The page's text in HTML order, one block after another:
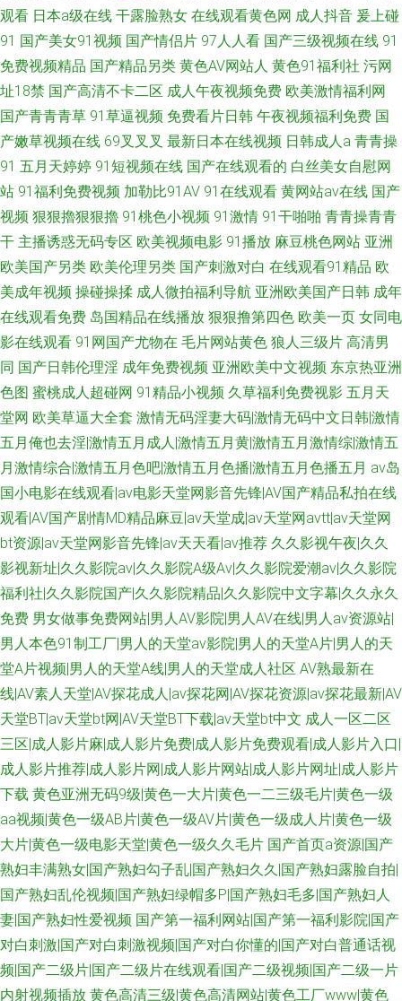
观看 日本a级在线 干露脸熟女 在线观看黄色网 成人抖音 爰上碰
91 国产美女91视频 国产情侣片 97人人看 国产三级视频在线 91
免费视频精品 国产精品另类 黄色AV网站人 黄色91福利社 污网
址18禁 国产高清不卡二区 成人午夜视频免费 欧美激情福利网
国产青青青草 91草逼视频 免费看片日韩 午夜视频福利免费 国
产嫩草视频在线 69叉叉叉 最新日本在线视频 日韩成人a 青青操
91 五月天婷婷 91短视频在线 国产在线观看的 白丝美女自慰网
站 91福利免费视频 加勒比91AV 91在线观看 黄网站av在线 国产
视频 狠狠擼狠狠擼 91桃色小视频 91激情 91干啪啪 青青操青青
干 主播诱惑无码专区 欧美视频电影 91播放 麻豆桃色网站 亚洲
欧美国产另类 欧美伦理另类 国产刺激对白 在线观看91精品 欧
美成年视频 操碰操揉 成人微拍福利导航 亚洲欧美国产日韩 成年
在线观看免费 岛国精品在线播放 狠狠撸第四色 欧美一页 女同电
影在线观看 91网国产尤物在 毛片网站黄色 狼人三级片 高清男
同 国产日韩伦理淫 成年免费视频 亚洲欧美中文视频 东京热亚洲
色图 蜜桃成人超碰网 91精品小视频 久草福利免费视影 五月天
堂网 欧美草逼大全套 激情无码淫妻大码|激情无码中文日韩|激情
五月俺也去淫|激情五月成人|激情五月黄|激情五月激情综|激情五
月激情综合|激情五月色吧|激情五月色播|激情五月色播五月 av岛
国小电影在线观看|av电影天堂网影音先锋|AV国产精品私拍在线
观看|AV国产剧情MD精品麻豆|av天堂成|av天堂网avtt|av天堂网
bt资源|av天堂网影音先锋|av天天看|av推荐 久久影视午夜|久久
影视新址|久久影院av|久久影院A级Av|久久影院爱潮av|久久影院
福利社|久久影院国产|久久影院精品|久久影院中文字幕|久久永久
免费 男女做事免费网站|男人AV影院|男人AV在线|男人av资源站|
男人本色91制工厂|男人的天堂av影院|男人的天堂A片|男人的天
堂A片视频|男人的天堂A线|男人的天堂成人社区 AV熟最新在
线|AV素人天堂|AV探花成人|av探花网|AV探花资源|av探花最新|AV
天堂BT|av天堂bt网|AV天堂BT下载|av天堂bt中文 成人一区二区
三区|成人影片麻|成人影片免费|成人影片免费观看|成人影片入口|
成人影片推荐|成人影片网|成人影片网站|成人影片网址|成人影片
下载 黄色亚洲无码9级|黄色一大片|黄色一二三级毛片|黄色一级
aa视频|黄色一级AB片|黄色一级AV片|黄色一级成人片|黄色一级
大片|黄色一级电影天堂|黄色一级久久毛片 国产首页a资源|国产
熟妇丰满熟女|国产熟妇勾子乱|国产熟妇久久|国产熟妇露脸自拍|
国产熟妇乱伦视频|国产熟妇绿帽多P|国产熟妇毛多|国产熟妇人
妻|国产熟妇性爱视频 国产第一福利网站|国产第一福利影院|国产
对白刺激|国产对白刺激视频|国产对白你懂的|国产对白普通话视
频|国产二级片|国产二级片在线观看|国产二级视频|国产二级一片
内射视频插放 黄色高清三级|黄色高清网站|黄色工厂www|黄色